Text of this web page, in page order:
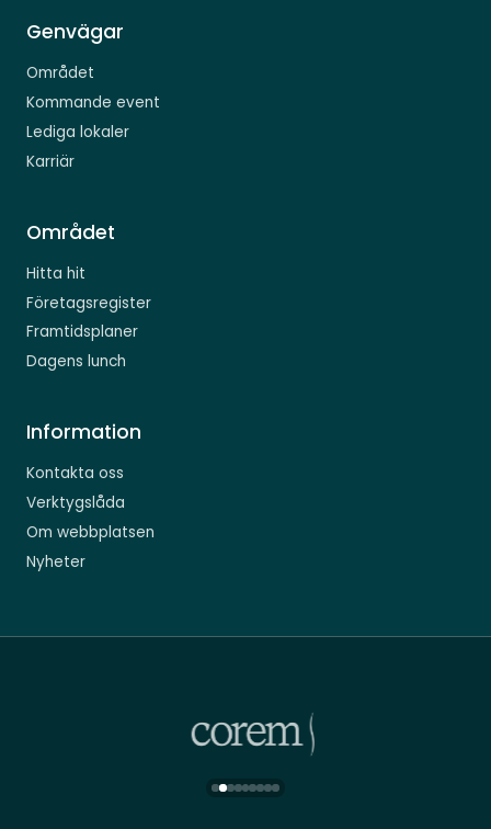
Genvägar
Området
Kommande event
Lediga lokaler
Karriär
Området
Hitta hit
Företagsregister
Framtidsplaner
Dagens lunch
Information
Kontakta oss
Verktygslåda
Om webbplatsen
Nyheter